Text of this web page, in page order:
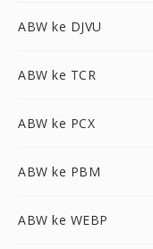
ABW ke DJVU
ABW ke TCR
ABW ke PCX
ABW ke PBM
ABW ke WEBP